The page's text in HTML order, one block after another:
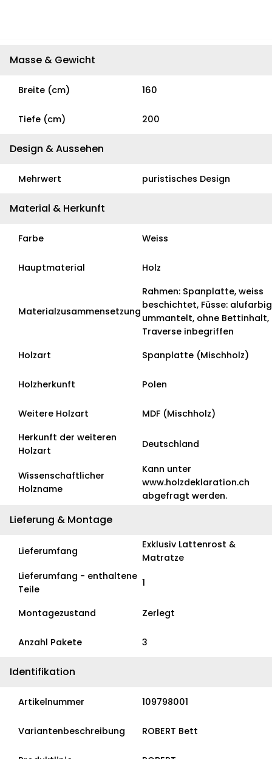
Masse & Gewicht
Breite (cm) 160
Tiefe (cm) 200
Design & Aussehen
Mehrwert puristisches Design
Material & Herkunft
Farbe Weiss
Hauptmaterial Holz
Materialzusammensetzung
Rahmen: Spanplatte, weiss
beschichtet, Füsse: alufarbig
ummantelt, ohne Bettinhalt,
Traverse inbegriffen
Holzart
Spanplatte (Mischholz)
Holzherkunft Polen
Weitere Holzart
MDF (Mischholz)
Herkunft der weiteren
Holzart
Deutschland
Wissenschaftlicher
Holzname
Kann unter
www.holzdeklaration.ch
abgefragt werden.
Lieferung & Montage
Lieferumfang
Exklusiv Lattenrost &
Matratze
Lieferumfang - enthaltene
Teile
1
Montagezustand Zerlegt
Anzahl Pakete 3
Identifikation
Artikelnummer 109798001
Variantenbeschreibung ROBERT Bett